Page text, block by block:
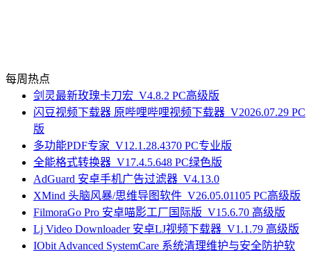
每周热点
剑灵最新玫瑰卡刀宏_V4.8.2 PC高级版
闪豆视频下载器 原哔哩哔哩视频下载器_V2026.07.29 PC
版
多功能PDF专家_V12.1.28.4370 PC专业版
全能格式转换器_V17.4.5.648 PC绿色版
AdGuard 安卓手机广告过滤器_V4.13.0
XMind 头脑风暴/思维导图软件_V26.05.01105 PC高级版
FilmoraGo Pro 安卓喵影工厂国际版_V15.6.70 高级版
Lj Video Downloader 安卓LJ视频下载器_V1.1.79 高级版
IObit Advanced SystemCare 系统清理维护与安全防护软